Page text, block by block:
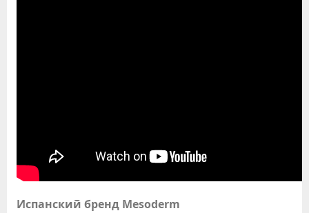
Испанский бренд Mesoderm